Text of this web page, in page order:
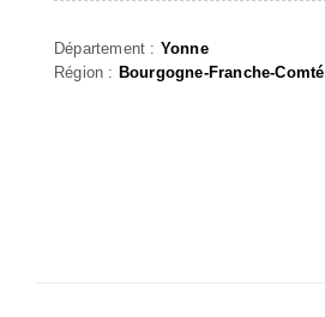
Département : Yonne
Région : Bourgogne-Franche-Comté